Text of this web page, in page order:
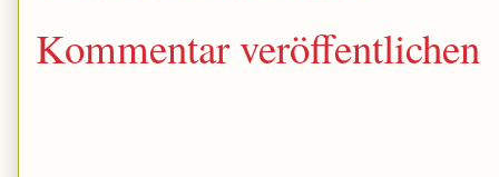
Kommentar veröffentlichen